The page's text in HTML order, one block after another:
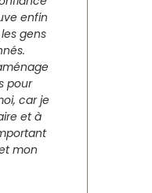
enfin
gens
pour
car je
et à
mon